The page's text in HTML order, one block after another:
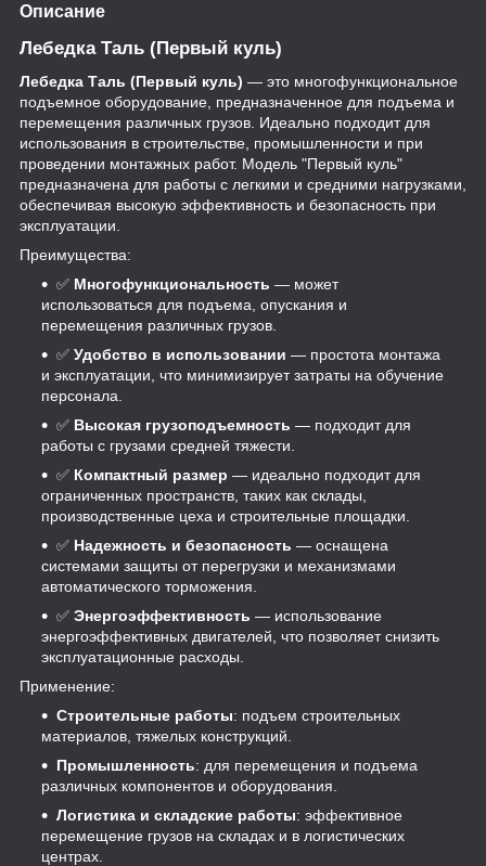
Описание
Лебедка Таль (Первый куль)
Лебедка Таль (Первый куль) — это многофункциональное
подъемное оборудование, предназначенное для подъема и
перемещения различных грузов. Идеально подходит для
использования в строительстве, промышленности и при
проведении монтажных работ. Модель "Первый куль"
предназначена для работы с легкими и средними нагрузками,
обеспечивая высокую эффективность и безопасность при
эксплуатации.
Преимущества:
✅ Многофункциональность — может
использоваться для подъема, опускания и
перемещения различных грузов.
✅ Удобство в использовании — простота монтажа
и эксплуатации, что минимизирует затраты на обучение
персонала.
✅ Высокая грузоподъемность — подходит для
работы с грузами средней тяжести.
✅ Компактный размер — идеально подходит для
ограниченных пространств, таких как склады,
производственные цеха и строительные площадки.
✅ Надежность и безопасность — оснащена
системами защиты от перегрузки и механизмами
автоматического торможения.
✅ Энергоэффективность — использование
энергоэффективных двигателей, что позволяет снизить
эксплуатационные расходы.
Применение:
Строительные работы: подъем строительных
материалов, тяжелых конструкций.
Промышленность: для перемещения и подъема
различных компонентов и оборудования.
Логистика и складские работы: эффективное
перемещение грузов на складах и в логистических
центрах.